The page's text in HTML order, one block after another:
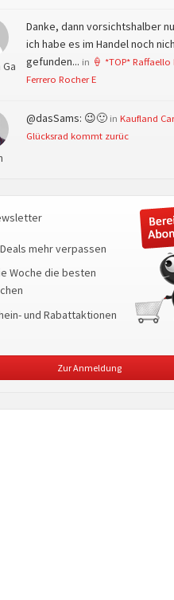
Danke, dann vorsichtshalber
ich habe es im Handel noch
gefunden... in 🍦 *TOP* Raffaello
Ferrero Rocher E
@dasSams: 😉🙂 in Kaufland
Glücksrad kommt zurüc
mehr verpassen
Woche die besten
und Rabattaktionen
Zur Anmeldung